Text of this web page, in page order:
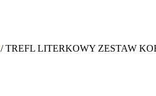
/ TREFL LITERKOWY ZESTAW